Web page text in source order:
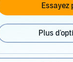
Essayez
Plus